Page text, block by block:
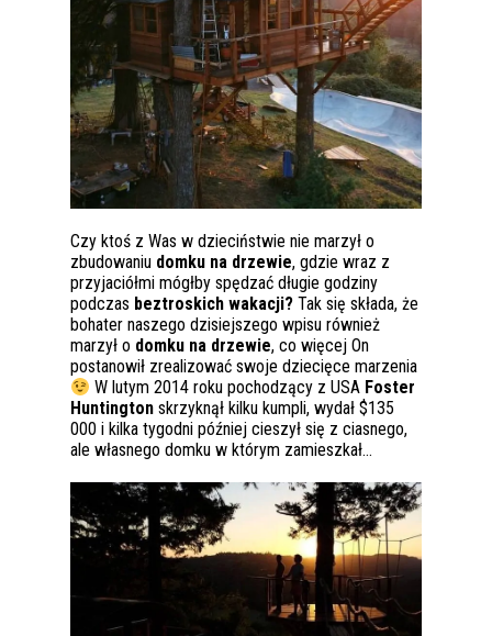
Czy ktoś z Was w dzieciństwie nie marzył o
zbudowaniu domku na drzewie, gdzie wraz z
przyjaciółmi mógłby spędzać długie godziny
podczas beztroskich wakacji? Tak się składa, że
bohater naszego dzisiejszego wpisu również
marzył o domku na drzewie, co więcej On
postanowił zrealizować swoje dziecięce marzenia
W lutym 2014 roku pochodzący z USA Foster
Huntington skrzyknął kilku kumpli, wydał $135
000 i kilka tygodni później cieszył się z ciasnego,
ale własnego domku w którym zamieszkał…